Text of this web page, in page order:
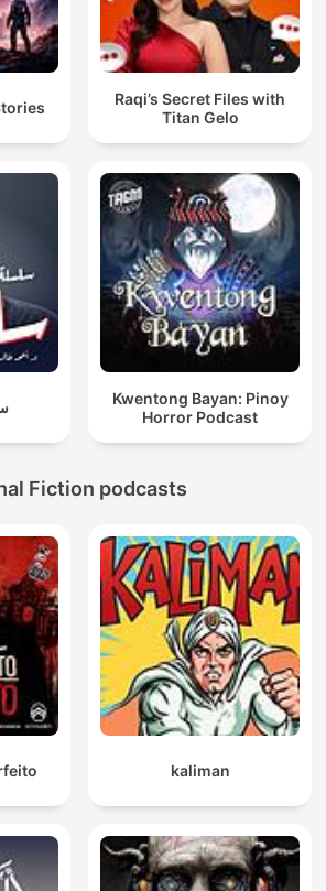
Raqi’s Secret Files with
Titan Gelo
Kwentong Bayan: Pinoy
Horror Podcast
Fiction podcasts
kaliman